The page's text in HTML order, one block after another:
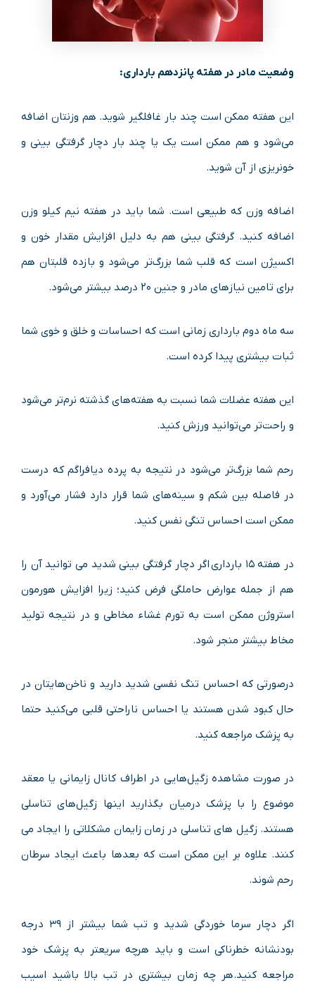
وضعیت مادر در هفته پانزدهم بارداری:
این هفته ممکن است چند بار غافلگیر شوید. هم وزنتان اضافه
می‌شود و هم ممکن است یک یا چند بار دچار گرفتگی بینی و
خونریزی از آن شوید.
اضافه وزن که طبیعی است. شما باید در هفته نیم کیلو وزن
اضافه کنید. گرفتگی بینی هم به دلیل افزایش مقدار خون و
اکسیژن است که قلب شما بزرگ‌تر می‌شود و بازده قلبتان هم
برای تامین نیازهای مادر و جنین ۲۰ درصد بیشتر می‌شود.
سه ماه دوم بارداری زمانی است که احساسات و خلق و خوی شما
ثبات بیشتری پیدا کرده است.
این هفته عضلات شما نسبت به هفته‌های گذشته نرم‌تر می‌شود
و راحت‌تر می‌توانید ورزش کنید.
رحم شما بزرگ‌تر می‌شود در نتیجه به پرده دیافراگم که درست
در فاصله بین شکم و سینه‌های شما قرار دارد فشار می‌آورد و
ممکن است احساس تنگی نفس ‌کنید.
در هفته ۱۵ بارداری اگر دچار گرفتگی بینی شدید می توانید آن را
هم از جمله عوارض حاملگی فرض کنید؛ زیرا افزایش هورمون
استروژن ممکن است به تورم غشاء مخاطی و در نتیجه تولید
مخاط بیشتر منجر شود.
درصورتی که احساس تنگ نفسی شدید دارید و ناخن‌هایتان در
حال کبود شدن هستند یا احساس ناراحتی قلبی می‌کنید حتما
به پزشک مراجعه کنید.
در صورت مشاهده زگیل‌هایی در اطراف کانال زایمانی یا معقد
موضوع را با پزشک درمیان بگذارید اینها زگیل‌های تناسلی
هستند. زگیل های تناسلی در زمان زایمان مشکلاتی را ایجاد می
کنند. علاوه بر این ممکن است که بعدها باعث ایجاد سرطان
رحم شوند.
اگر دچار سرما خوردگی شدید و تب شما بیشتر از ۳۹ درجه
بودنشانه خطرناکی است و باید هرچه سریعتر به پزشک خود
مراجعه کنید.هر چه زمان بیشتری در تب بالا باشید اسیب